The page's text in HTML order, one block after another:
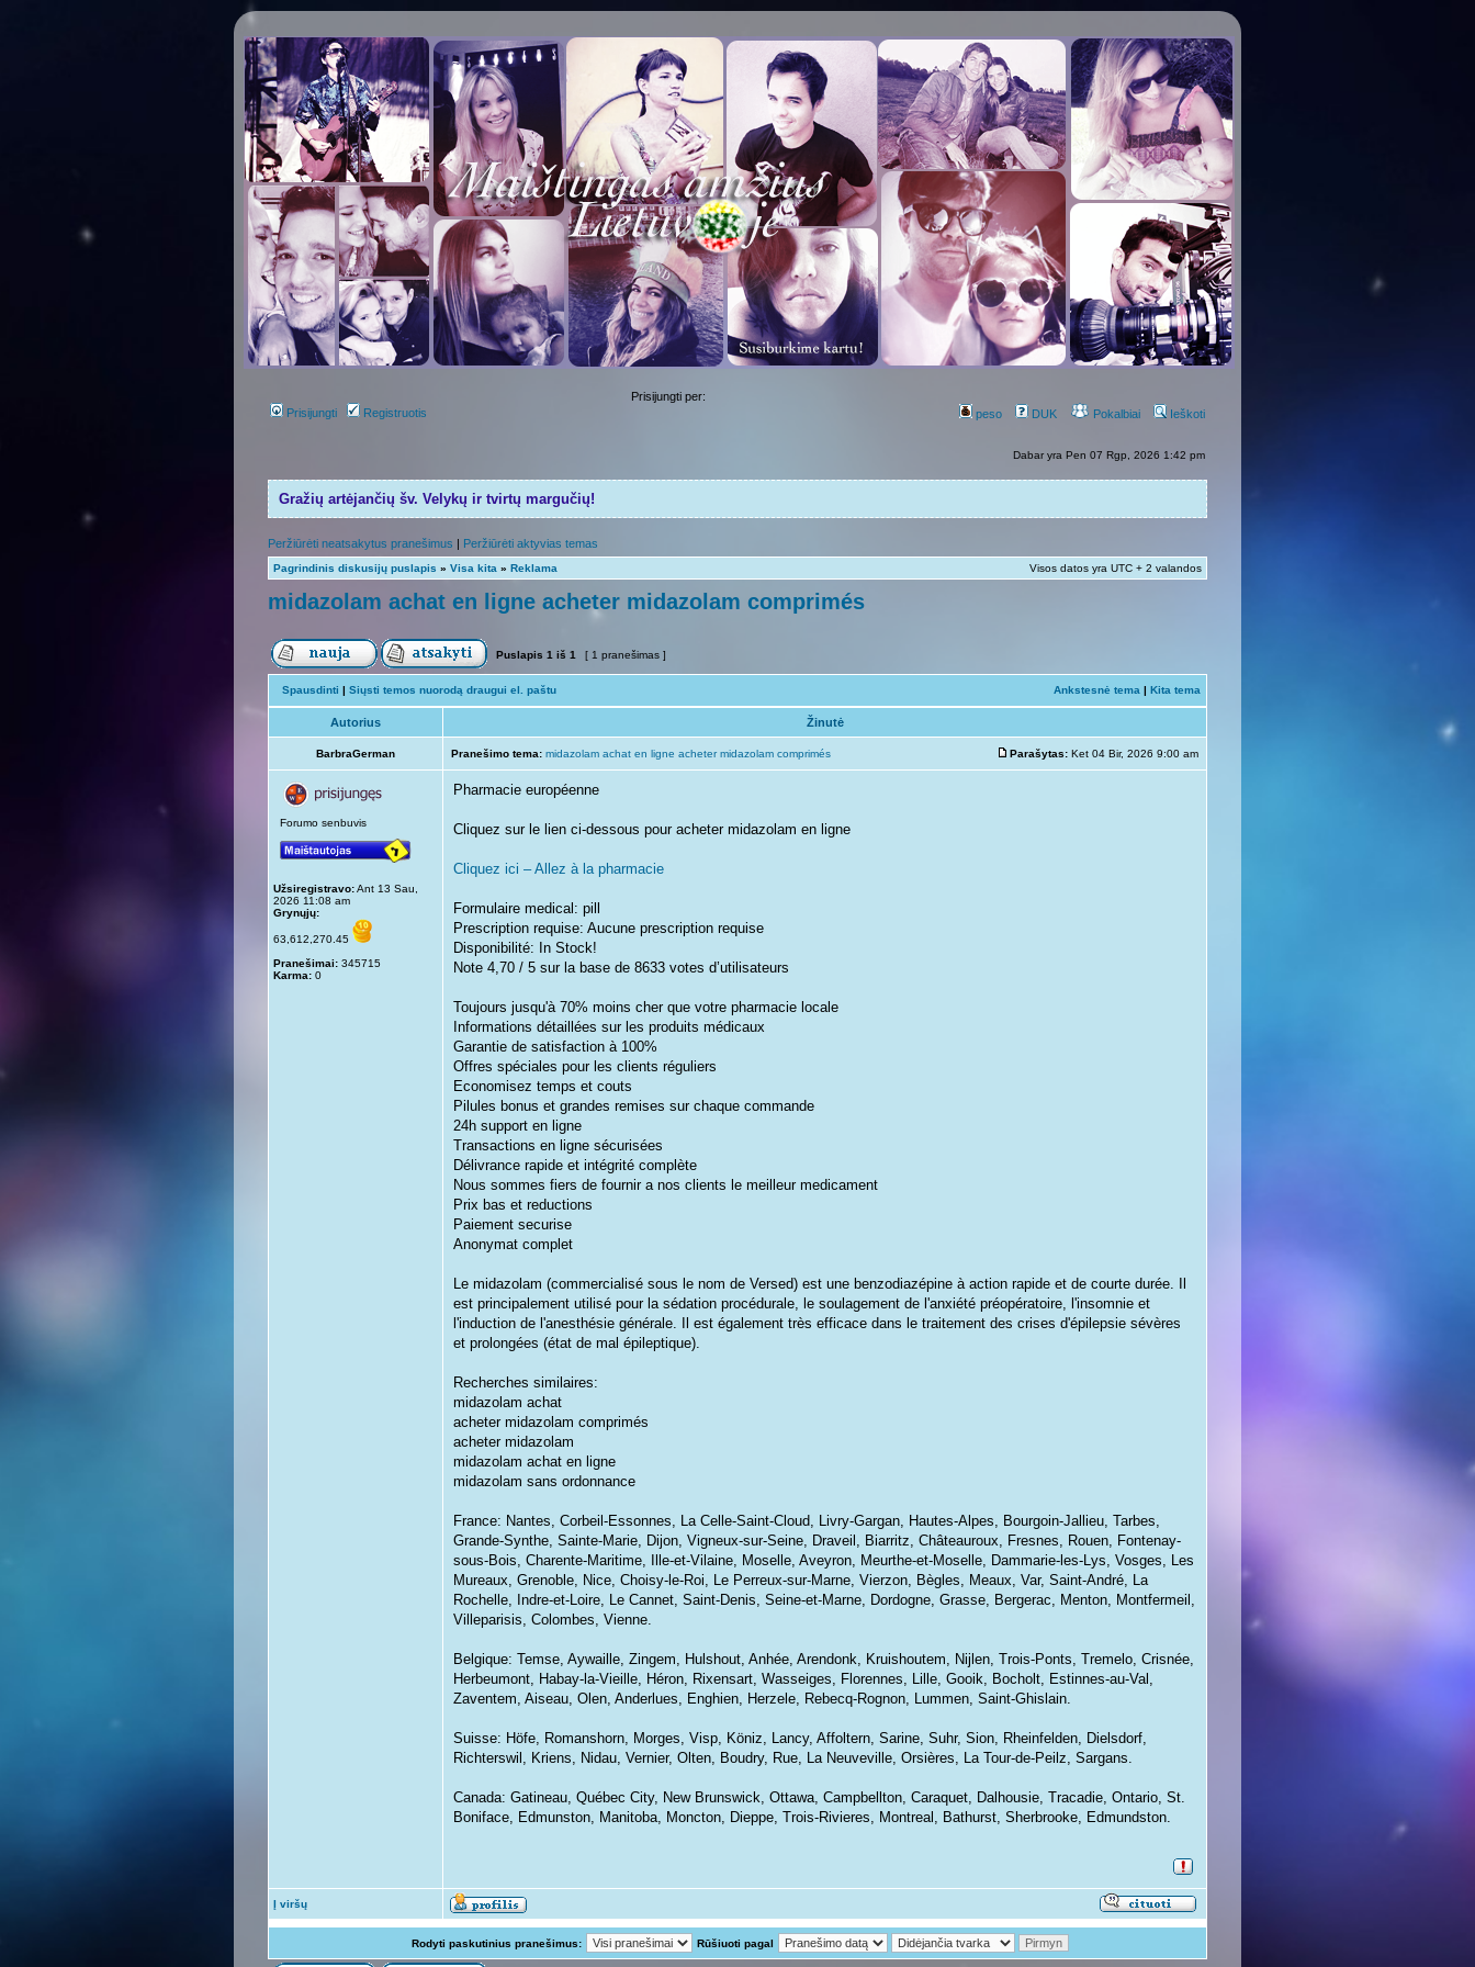
Prisijungti Registruotis
Prisijungti per:
peso
DUK Pokalbiai Ieškoti
Dabar yra Pen 07 Rgp, 2026 1:42 pm
Gražių artėjančių šv. Velykų ir tvirtų margučių!
Peržiūrėti neatsakytus pranešimus | Peržiūrėti aktyvias temas
Pagrindinis diskusijų puslapis » Visa kita » Reklama Visos datos yra UTC + 2 valandos
midazolam achat en ligne acheter midazolam comprimés
Puslapis 1 iš 1 [ 1 pranešimas ]
Spausdinti | Siųsti temos nuorodą draugui el. paštu Ankstesnė tema | Kita tema
Autorius Žinutė
BarbraGerman Pranešimo tema: midazolam achat en ligne acheter midazolam comprimés Parašytas: Ket 04 Bir, 2026 9:00 am
Forumo senbuvis
Užsiregistravo:Ant 13 Sau,
2026 11:08 am
Grynųjų:
63,612,270.45
Pranešimai: 345715
Karma: 0
Pharmacie européenne
Cliquez sur le lien ci-dessous pour acheter midazolam en ligne
Cliquez ici – Allez à la pharmacie
Formulaire medical: pill
Prescription requise: Aucune prescription requise
Disponibilité: In Stock!
Note 4,70 / 5 sur la base de 8633 votes d’utilisateurs
Toujours jusqu'à 70% moins cher que votre pharmacie locale
Informations détaillées sur les produits médicaux
Garantie de satisfaction à 100%
Offres spéciales pour les clients réguliers
Economisez temps et couts
Pilules bonus et grandes remises sur chaque commande
24h support en ligne
Transactions en ligne sécurisées
Délivrance rapide et intégrité complète
Nous sommes fiers de fournir a nos clients le meilleur medicament
Prix bas et reductions
Paiement securise
Anonymat complet
Le midazolam (commercialisé sous le nom de Versed) est une benzodiazépine à action rapide et de courte durée. Il
est principalement utilisé pour la sédation procédurale, le soulagement de l'anxiété préopératoire, l'insomnie et
l'induction de l'anesthésie générale. Il est également très efficace dans le traitement des crises d'épilepsie sévères
et prolongées (état de mal épileptique).
Recherches similaires:
midazolam achat
acheter midazolam comprimés
acheter midazolam
midazolam achat en ligne
midazolam sans ordonnance
France: Nantes, Corbeil-Essonnes, La Celle-Saint-Cloud, Livry-Gargan, Hautes-Alpes, Bourgoin-Jallieu, Tarbes,
Grande-Synthe, Sainte-Marie, Dijon, Vigneux-sur-Seine, Draveil, Biarritz, Châteauroux, Fresnes, Rouen, Fontenay-
sous-Bois, Charente-Maritime, Ille-et-Vilaine, Moselle, Aveyron, Meurthe-et-Moselle, Dammarie-les-Lys, Vosges, Les
Mureaux, Grenoble, Nice, Choisy-le-Roi, Le Perreux-sur-Marne, Vierzon, Bègles, Meaux, Var, Saint-André, La
Rochelle, Indre-et-Loire, Le Cannet, Saint-Denis, Seine-et-Marne, Dordogne, Grasse, Bergerac, Menton, Montfermeil,
Villeparisis, Colombes, Vienne.
Belgique: Temse, Aywaille, Zingem, Hulshout, Anhée, Arendonk, Kruishoutem, Nijlen, Trois-Ponts, Tremelo, Crisnée,
Herbeumont, Habay-la-Vieille, Héron, Rixensart, Wasseiges, Florennes, Lille, Gooik, Bocholt, Estinnes-au-Val,
Zaventem, Aiseau, Olen, Anderlues, Enghien, Herzele, Rebecq-Rognon, Lummen, Saint-Ghislain.
Suisse: Höfe, Romanshorn, Morges, Visp, Köniz, Lancy, Affoltern, Sarine, Suhr, Sion, Rheinfelden, Dielsdorf,
Richterswil, Kriens, Nidau, Vernier, Olten, Boudry, Rue, La Neuveville, Orsières, La Tour-de-Peilz, Sargans.
Canada: Gatineau, Québec City, New Brunswick, Ottawa, Campbellton, Caraquet, Dalhousie, Tracadie, Ontario, St.
Boniface, Edmunston, Manitoba, Moncton, Dieppe, Trois-Rivieres, Montreal, Bathurst, Sherbrooke, Edmundston.
Į viršų
Rodyti paskutinius pranešimus: Rūšiuoti pagal